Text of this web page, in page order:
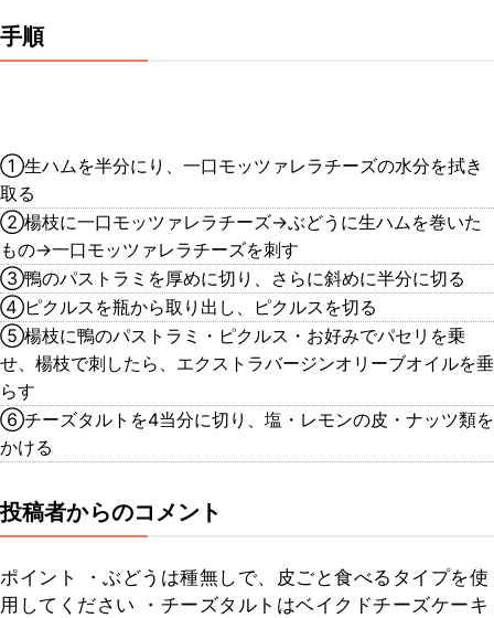
手順
①生ハムを半分にり、一口モッツァレラチーズの水分を拭き
取る
②楊枝に一口モッツァレラチーズ→ぶどうに生ハムを巻いた
もの→一口モッツァレラチーズを刺す
③鴨のパストラミを厚めに切り、さらに斜めに半分に切る
④ピクルスを瓶から取り出し、ピクルスを切る
⑤楊枝に鴨のパストラミ・ピクルス・お好みでパセリを乗
せ、楊枝で刺したら、エクストラバージンオリーブオイルを垂
らす
⑥チーズタルトを4当分に切り、塩・レモンの皮・ナッツ類を
かける
投稿者からのコメント
ポイント ・ぶどうは種無しで、皮ごと食べるタイプを使
用してください ・チーズタルトはベイクドチーズケーキ